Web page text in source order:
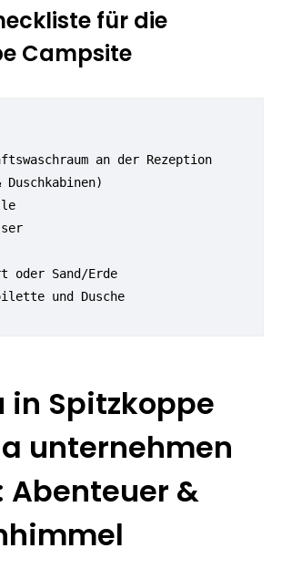
für die
Campsite
oder Sand/Erde
und Dusche
in Spitzkoppe
unternehmen
Abenteuer &